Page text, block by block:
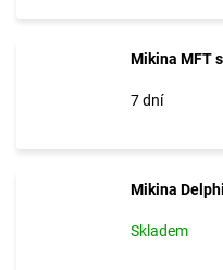
Mikina MFT
7 dní
Mikina
Skladem